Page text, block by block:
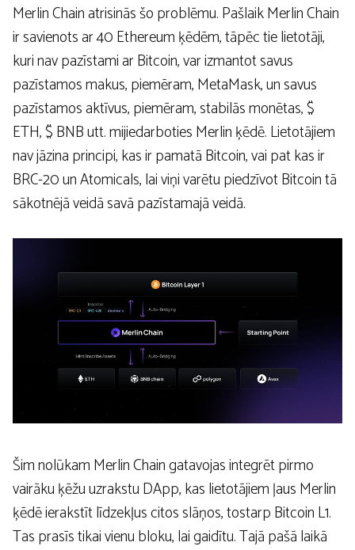
Merlin Chain atrisinās šo problēmu. Pašlaik Merlin Chain
ir savienots ar 40 Ethereum ķēdēm, tāpēc tie lietotāji,
kuri nav pazīstami ar Bitcoin, var izmantot savus
pazīstamos makus, piemēram, MetaMask, un savus
pazīstamos aktīvus, piemēram, stabilās monētas, $
ETH, $ BNB utt. mijiedarboties Merlin ķēdē. Lietotājiem
nav jāzina principi, kas ir pamatā Bitcoin, vai pat kas ir
BRC-20 un Atomicals, lai viņi varētu piedzīvot Bitcoin tā
sākotnējā veidā savā pazīstamajā veidā.
Šim nolūkam Merlin Chain gatavojas integrēt pirmo
vairāku ķēžu uzrakstu DApp, kas lietotājiem ļaus Merlin
ķēdē ierakstīt līdzekļus citos slāņos, tostarp Bitcoin L1.
Tas prasīs tikai vienu bloku, lai gaidītu. Tajā pašā laikā